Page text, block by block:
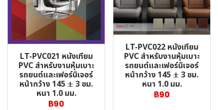
LT-PVC021 หนังเทียม
PVC สำหรับงานหุ้มเบาะ
รถยนต์และเฟอร์นิเจอร์
หน้ากว้าง 145 ± 3 ซม.
หนา 1.0 มม.
฿90
LT-PVC022 หนังเทียม
PVC สำหรับงานหุ้มเบาะ
รถยนต์และเฟอร์นิเจอร์
หน้ากว้าง 145 ± 3 ซม.
หนา 1.0 มม.
฿90